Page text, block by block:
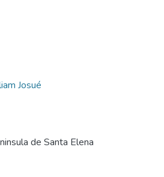
Josué
de Santa Elena